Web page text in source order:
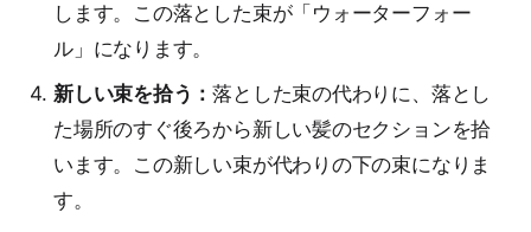
します。この落とした束が「ウォーターフォー
ル」になります。
新しい束を拾う：落とした束の代わりに、落とし
た場所のすぐ後ろから新しい髪のセクションを拾
います。この新しい束が代わりの下の束になりま
す。